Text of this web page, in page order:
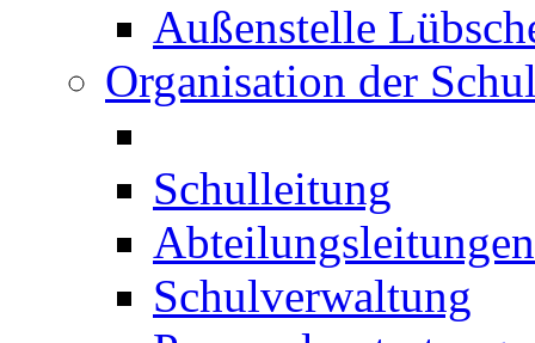
Außenstelle
Organisation der
Schulleitung
Abteilungsleitungen
Schulverwaltung